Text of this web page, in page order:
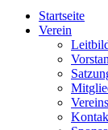
Startseite
Verein